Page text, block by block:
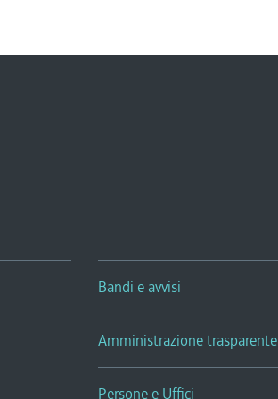
Bandi e avvisi
Amministrazione trasparente
Persone e Uffici